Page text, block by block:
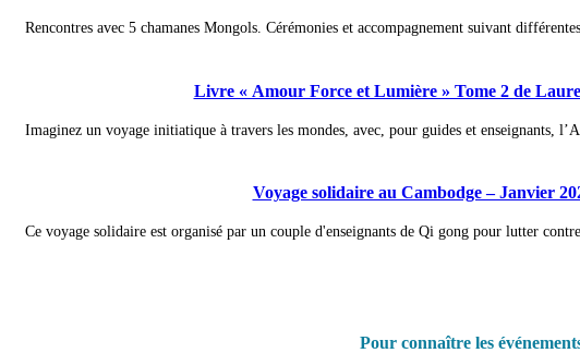
Rencontres avec 5 chamanes Mongols. Cérémonies et accompagnement suivant
Livre « Amour Force et Lumière » Tome 2 de
Imaginez un voyage initiatique à travers les mondes, avec, pour guides et enseignants,
Voyage solidaire au Cambodge – Janvier
Ce voyage solidaire est organisé par un couple d'enseignants de Qi gong pour lutter
Pour connaître les